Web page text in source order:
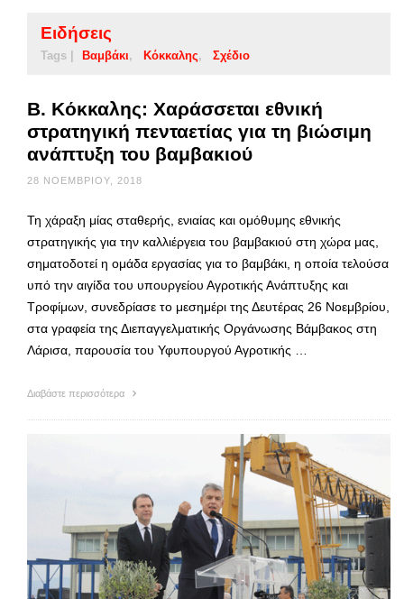
Ειδήσεις
Tags | Βαμβάκι Κόκκαλης Σχέδιο
Β. Κόκκαλης: Χαράσσεται εθνική
στρατηγική πενταετίας για τη βιώσιμη
ανάπτυξη του βαμβακιού
28 ΝΟΕΜΒΡΊΟΥ, 2018
Τη χάραξη μίας σταθερής, ενιαίας και ομόθυμης εθνικής
στρατηγικής για την καλλιέργεια του βαμβακιού στη χώρα μας,
σηματοδοτεί η ομάδα εργασίας για το βαμβάκι, η οποία τελούσα
υπό την αιγίδα του υπουργείου Αγροτικής Ανάπτυξης και
Τροφίμων, συνεδρίασε το μεσημέρι της Δευτέρας 26 Νοεμβρίου,
στα γραφεία της Διεπαγγελματικής Οργάνωσης Βάμβακος στη
Λάρισα, παρουσία του Υφυπουργού Αγροτικής …
Διαβάστε περισσότερα